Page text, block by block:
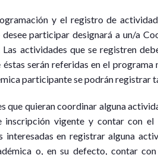
y el registro de
participar designará a un/a
actividades que se registren
serán referidas en el
participante se podrán registrar
que quieran coordinar alguna
inscripción vigente y contar con
interesadas en registrar alguna
o, en su defecto, contar